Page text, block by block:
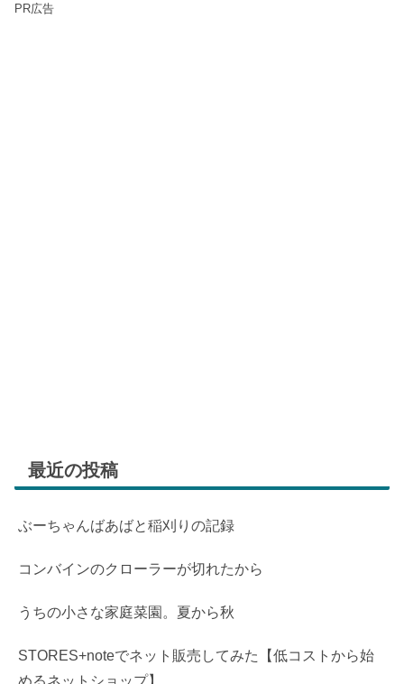
PR広告
最近の投稿
ぶーちゃんばあばと稲刈りの記録
コンバインのクローラーが切れたから
うちの小さな家庭菜園。夏から秋
STORES+noteでネット販売してみた【低コストから始
めるネットショップ】